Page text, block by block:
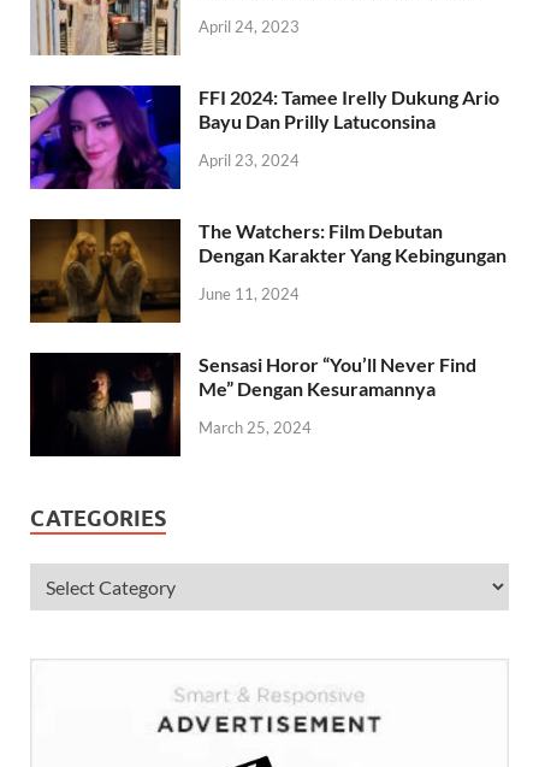
April 24, 2023
FFI 2024: Tamee Irelly Dukung Ario
Bayu Dan Prilly Latuconsina
April 23, 2024
The Watchers: Film Debutan
Dengan Karakter Yang Kebingungan
June 11, 2024
Sensasi Horor “You’ll Never Find
Me” Dengan Kesuramannya
March 25, 2024
CATEGORIES